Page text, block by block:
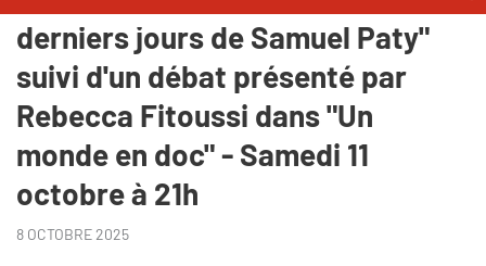
derniers jours de Samuel Paty"
suivi d'un débat présenté par
Rebecca Fitoussi dans "Un
monde en doc" - Samedi 11
octobre à 21h
8 OCTOBRE 2025